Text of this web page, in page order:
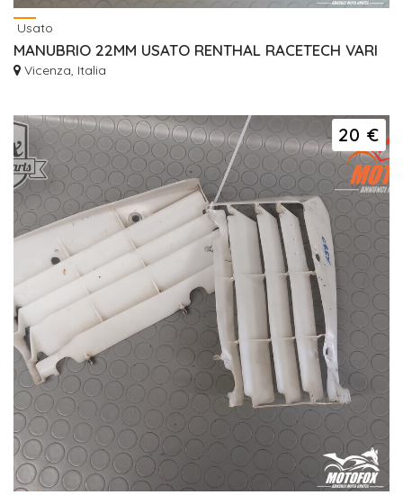
Usato
MANUBRIO 22MM USATO RENTHAL RACETECH VARI
Vicenza, Italia
20 €